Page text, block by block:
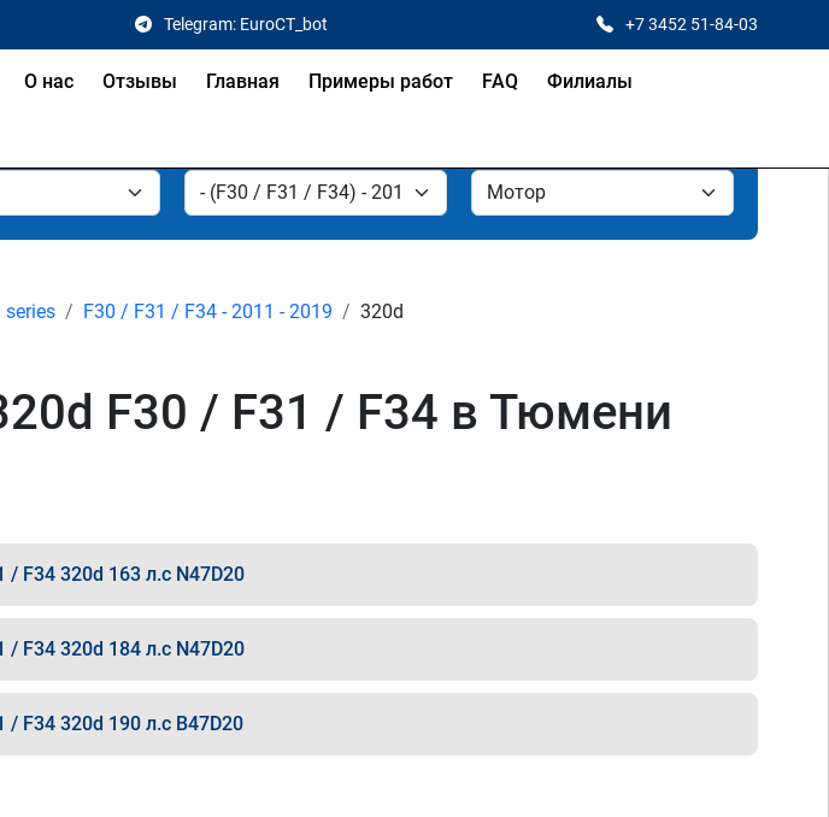
Telegram: EuroCT_bot +7 3452 51-84-03
О нас Отзывы Главная Примеры работ FAQ Филиалы
series F30 / F31 / F34 - 2011 - 2019 320d
F30 / F31 / F34 в Тюмени
/ F34 320d 163 л.с N47D20
/ F34 320d 184 л.с N47D20
/ F34 320d 190 л.с B47D20